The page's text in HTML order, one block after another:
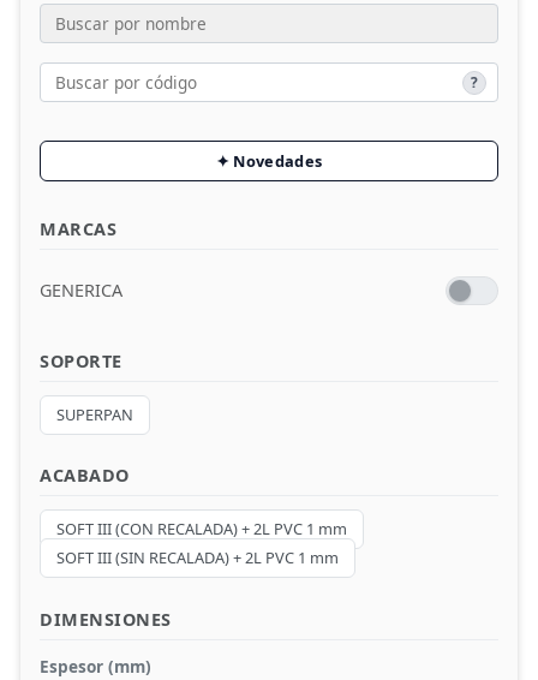
Melaminas P.SENSE
Compacmel
Fabric
Laminados HPL
OSB
Alistonados
Compactos
?
✦ Novedades
MARCAS
GENERICA
SOPORTE
SUPERPAN
ACABADO
SOFT III (CON RECALADA) + 2L PVC 1 mm
SOFT III (SIN RECALADA) + 2L PVC 1 mm
DIMENSIONES
Espesor (mm)